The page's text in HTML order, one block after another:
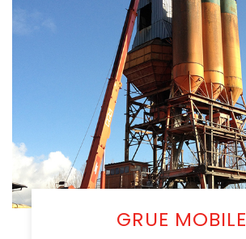
GRUE MOBILE